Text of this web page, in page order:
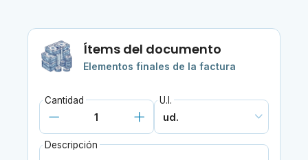
Ítems del documento
Elementos finales de la factura
Cantidad U.I.
Descripción